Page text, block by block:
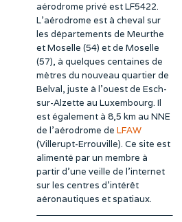
aérodrome privé est LF5422.
L’aérodrome est à cheval sur
les départements de Meurthe
et Moselle (54) et de Moselle
(57), à quelques centaines de
mètres du nouveau quartier de
Belval, juste à l’ouest de Esch-
sur-Alzette au Luxembourg. Il
est également à 8,5 km au NNE
de l’aérodrome de LFAW
(Villerupt-Errouville). Ce site est
alimenté par un membre à
partir d’une veille de l’internet
sur les centres d’intérêt
aéronautiques et spatiaux.